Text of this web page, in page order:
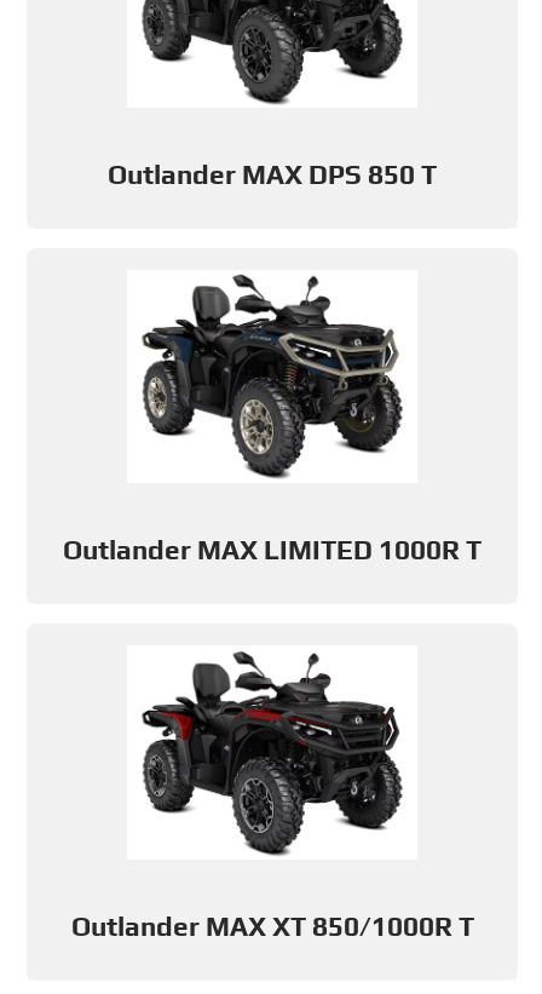
Outlander MAX DPS 850 T
Outlander MAX LIMITED 1000R T
Outlander MAX XT 850/1000R T